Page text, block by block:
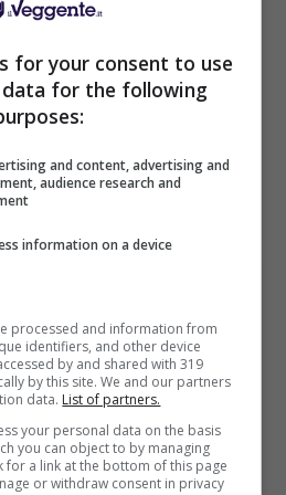
50% fino a 50€ + 150€
a settimana fino a 150€
VERIFICA
FASTBET
di Bonus Benvenuto
in fase di registrazione:
primo deposito fino a 50€
for your consent to use
for the following
and content, advertising and
audience research and
information on a device
processed and information from
identifiers, and other device
by and shared with 319
by this site. We and our partners
data. List of partners.
your personal data on the basis
you can object to by managing
a link at the bottom of this page
or withdraw consent in privacy